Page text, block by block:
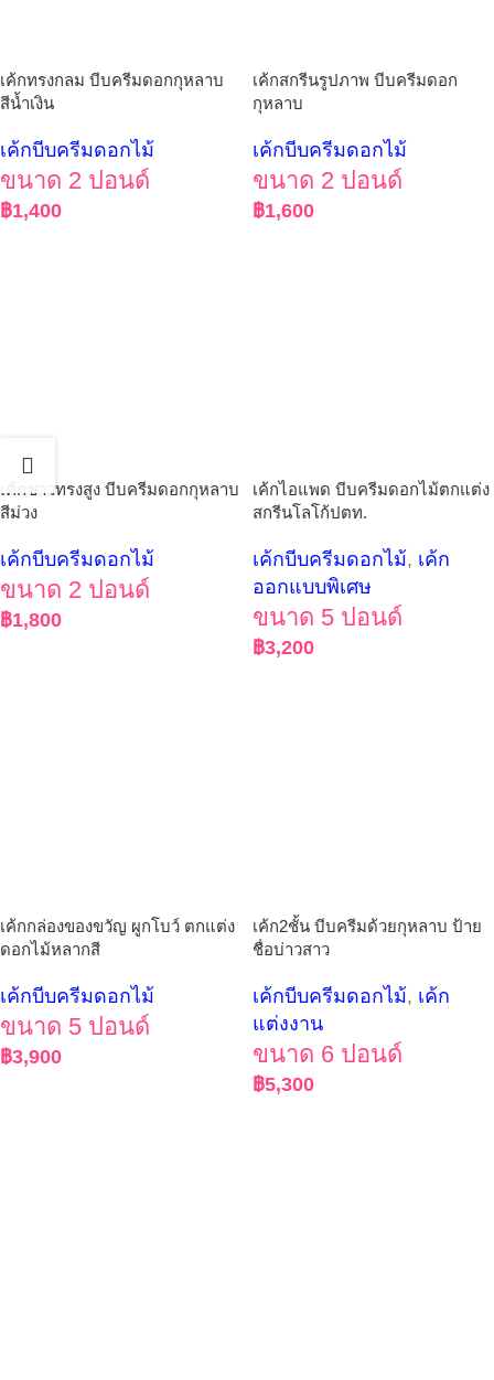
เค้กทรงกลม บีบครีมดอกกุหลาบ
สีน้ำเงิน
เค้กบีบครีมดอกไม้
ขนาด 2 ปอนด์
฿1,400
เค้กสกรีนรูปภาพ บีบครีมดอก
กุหลาบ
เค้กบีบครีมดอกไม้
ขนาด 2 ปอนด์
฿1,600
เค้กขาวทรงสูง บีบครีมดอกกุหลาบ
สีม่วง
เค้กบีบครีมดอกไม้
ขนาด 2 ปอนด์
฿1,800
เค้กไอแพด บีบครีมดอกไม้ตกแต่ง
สกรีนโลโก้ปตท.
เค้กบีบครีมดอกไม้, เค้ก
ออกแบบพิเศษ
ขนาด 5 ปอนด์
฿3,200
เค้กกล่องของขวัญ ผูกโบว์ ตกแต่ง
ดอกไม้หลากสี
เค้กบีบครีมดอกไม้
ขนาด 5 ปอนด์
฿3,900
เค้ก2ชั้น บีบครีมด้วยกุหลาบ ป้าย
ชื่อบ่าวสาว
เค้กบีบครีมดอกไม้, เค้ก
แต่งงาน
ขนาด 6 ปอนด์
฿5,300